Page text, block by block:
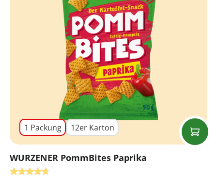
1 Packung 12er Karton
WURZENER PommBites Paprika
Durchschnittliche Bewertung von 4.75 von 5 Sternen